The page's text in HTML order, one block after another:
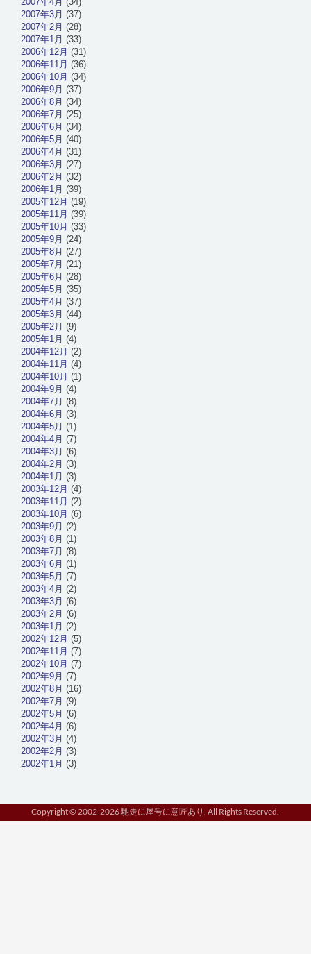
2007年3月 (37)
2007年2月 (28)
2007年1月 (33)
2006年12月 (31)
2006年11月 (36)
2006年10月 (34)
2006年9月 (37)
2006年8月 (34)
2006年7月 (25)
2006年6月 (34)
2006年5月 (40)
2006年4月 (31)
2006年3月 (27)
2006年2月 (32)
2006年1月 (39)
2005年12月 (19)
2005年11月 (39)
2005年10月 (33)
2005年9月 (24)
2005年8月 (27)
2005年7月 (21)
2005年6月 (28)
2005年5月 (35)
2005年4月 (37)
2005年3月 (44)
2005年2月 (9)
2005年1月 (4)
2004年12月 (2)
2004年11月 (4)
2004年10月 (1)
2004年9月 (4)
2004年7月 (8)
2004年6月 (3)
2004年5月 (1)
2004年4月 (7)
2004年3月 (6)
2004年2月 (3)
2004年1月 (3)
2003年12月 (4)
2003年11月 (2)
2003年10月 (6)
2003年9月 (2)
2003年8月 (1)
2003年7月 (8)
2003年6月 (1)
2003年5月 (7)
2003年4月 (2)
2003年3月 (6)
2003年2月 (6)
2003年1月 (2)
2002年12月 (5)
2002年11月 (7)
2002年10月 (7)
2002年9月 (7)
2002年8月 (16)
2002年7月 (9)
2002年5月 (6)
2002年4月 (6)
2002年3月 (4)
2002年2月 (3)
2002年1月 (3)
Copyright © 2002-2026 馳走に屋号に意匠あり. All Rights Reserved.